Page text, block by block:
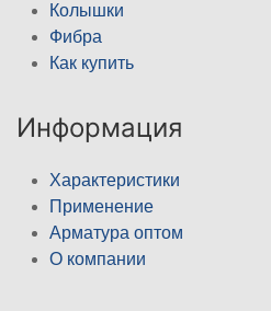
Колышки
Фибра
Как купить
Информация
Характеристики
Применение
Арматура оптом
О компании